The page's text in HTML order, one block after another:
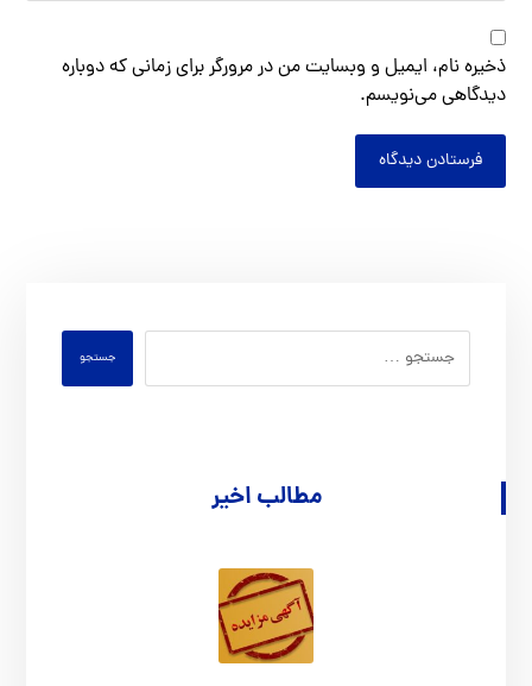
ذخیره نام، ایمیل و وبسایت من در مرورگر برای زمانی که دوباره
دیدگاهی می‌نویسم.
فرستادن دیدگاه
جستجو
مطالب اخیر